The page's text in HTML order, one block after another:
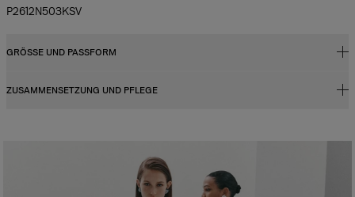
P2612N503KSV
GRÖSSE UND PASSFORM
Enge Passform, Midi-Länge
ZUSAMMENSETZUNG UND PFLEGE